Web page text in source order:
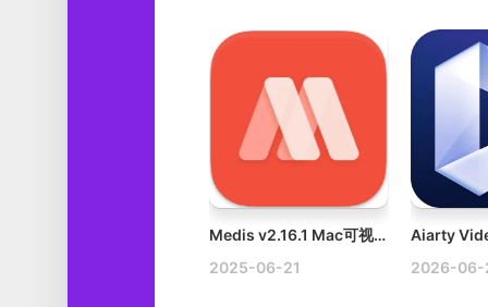
Medis v2.16.1 Mac可视化Redis管理软件
2025-06-21
2026-06-